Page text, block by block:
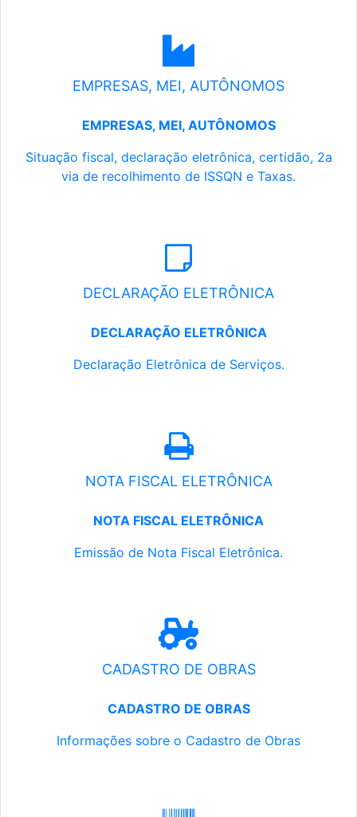
EMPRESAS, MEI, AUTÔNOMOS
EMPRESAS, MEI, AUTÔNOMOS
Situação fiscal, declaração eletrônica, certidão, 2a
via de recolhimento de ISSQN e Taxas.
DECLARAÇÃO ELETRÔNICA
DECLARAÇÃO ELETRÔNICA
Declaração Eletrônica de Serviços.
NOTA FISCAL ELETRÔNICA
NOTA FISCAL ELETRÔNICA
Emissão de Nota Fiscal Eletrônica.
CADASTRO DE OBRAS
CADASTRO DE OBRAS
Informações sobre o Cadastro de Obras